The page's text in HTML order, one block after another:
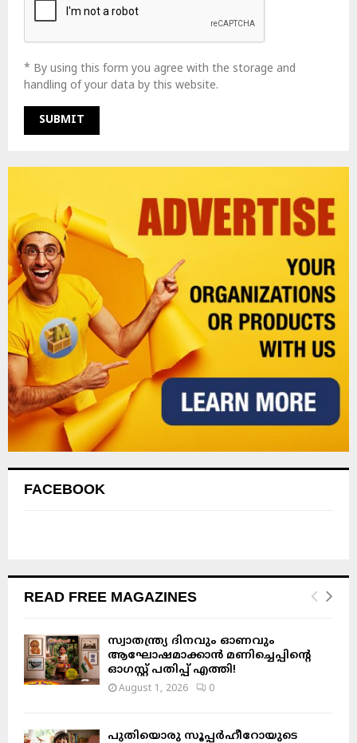
* By using this form you agree with the storage and
handling of your data by this website.
FACEBOOK
READ FREE MAGAZINES
സ്വാതന്ത്ര്യ ദിനവും ഓണവും
ആഘോഷമാക്കാൻ മണിച്ചെപ്പിന്റെ
ഓഗസ്റ്റ് പതിപ്പ് എത്തി!
August 1, 2026 0
പുതിയൊരു സൂപ്പർഹീറോയുടെ